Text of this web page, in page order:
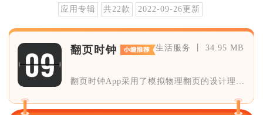
应用专辑 共22款 2022-09-26更新
翻页时钟 生活服务 丨 34.95 MB
翻页时钟App采用了模拟物理翻页的设计理